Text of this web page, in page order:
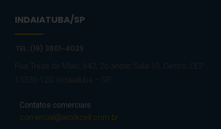
INDAIATUBA/SP
TEL: (19) 3801-4029
Rua Treze de Maio, 642, 2o andar, Sala 10, Centro, CEP
13330-120, Indaiatuba – SP
Contatos comerciais:
comercial@workcell.com.br